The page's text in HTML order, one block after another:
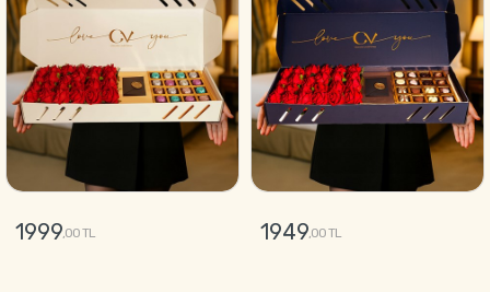
1999,00 TL 1949,00 TL